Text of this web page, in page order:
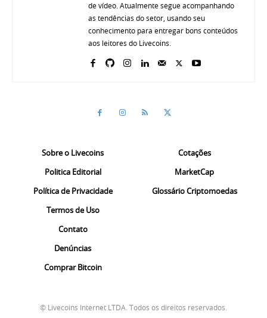
de vídeo. Atualmente segue acompanhando
as tendências do setor, usando seu
conhecimento para entregar bons conteúdos
aos leitores do Livecoins.
Sobre o Livecoins
Politica Editorial
Política de Privacidade
Termos de Uso
Contato
Denúncias
Comprar Bitcoin
Cotações
MarketCap
Glossário Criptomoedas
© Livecoins Internet LTDA. Todos os direitos reservados.